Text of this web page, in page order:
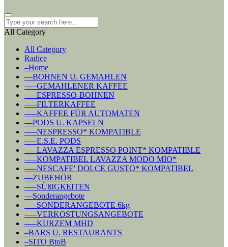
All Category
All Category
Radice
–Home
––BOHNEN U. GEMAHLEN
–––GEMAHLENER KAFFEE
–––ESPRESSO-BOHNEN
–––FILTERKAFFEE
–––KAFFEE FÜR AUTOMATEN
––PODS U. KAPSELN
–––NESPRESSO* KOMPATIBLE
–––E.S.E. PODS
–––LAVAZZA ESPRESSO POINT* KOMPATIBLE
–––KOMPATIBEL LAVAZZA MODO MIO*
–––NESCAFE' DOLCE GUSTO* KOMPATIBEL
––ZUBEHÖR
–––SÜßIGKEITEN
––Sonderangebote
–––SONDERANGEBOTE 6kg
–––VERKOSTUNGSANGEBOTE
–––KURZEM MHD
–BARS U. RESTAURANTS
–SITO BtoB